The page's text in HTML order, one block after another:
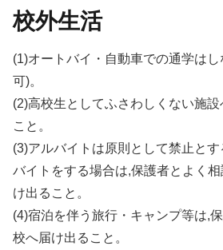
校外生活
(1)オートバイ・自動車での通学は
可)。
(2)高校生としてふさわしくない施
こと。
(3)アルバイトは原則として禁止と
バイトをする場合は,保護者とよく
け出ること。
(4)宿泊を伴う旅行・キャンプ等は,
校へ届け出ること。